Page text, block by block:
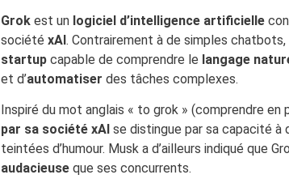
Grok est un logiciel d’intelligence artificielle
sociétéxAI. Contrairement à de simples chatbots,
startup capable de comprendre le langage
et d’automatiser des tâches complexes.
Inspiré du mot anglais « to grok » (comprendre en
par sa société xAI se distingue par sa capacité
teintées d’humour. Musk a d’ailleurs indiqué que
audacieuse que ses concurrents.